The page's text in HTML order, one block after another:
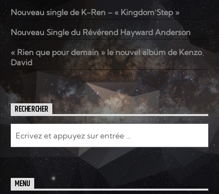
Nouveau single de K-Ren – « Kingdom Step »
Nouveau Single du Révérend Hayward Anderson
« Rien que pour demain » le nouvel album de Kenzo
David
RECHERCHER
MENU